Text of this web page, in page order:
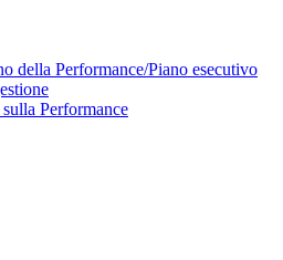
della Performance/Piano esecutivo
Performance